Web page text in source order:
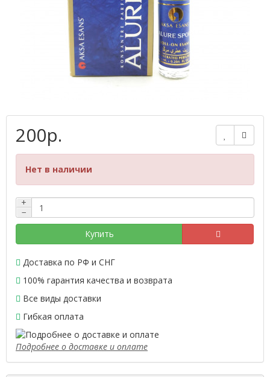
200р.
Нет в наличии
+
−
Купить
Доставка по РФ и СНГ
100% гарантия качества и возврата
Все виды доставки
Гибкая оплата
Подробнее о доставке и оплате